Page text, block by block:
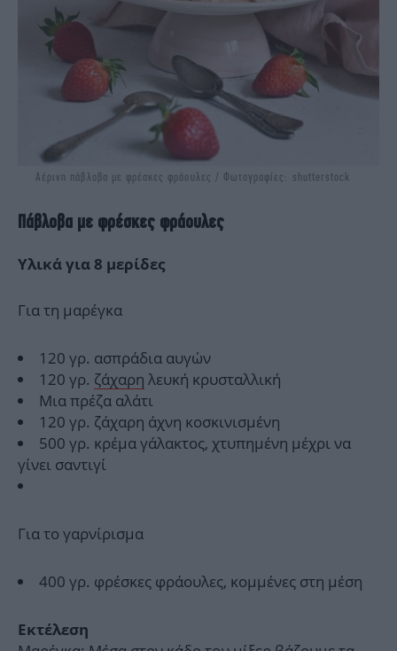
Αέρινη πάβλοβα με φρέσκες φράουλες / Φωτογραφίες: shutterstock
Πάβλοβα με φρέσκες φράουλες
Υλικά για 8 μερίδες
Για τη μαρέγκα
120 γρ. ασπράδια αυγών
120 γρ. ζάχαρη λευκή κρυσταλλική
Μια πρέζα αλάτι
120 γρ. ζάχαρη άχνη κοσκινισμένη
500 γρ. κρέμα γάλακτος, χτυπημένη μέχρι να
γίνει σαντιγί
Για το γαρνίρισμα
400 γρ. φρέσκες φράουλες, κομμένες στη μέση
Εκτέλεση